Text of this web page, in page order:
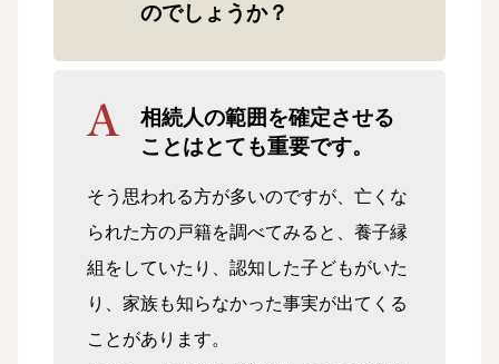
のでしょうか？
相続人の範囲を確定させる
ことはとても重要です。
そう思われる方が多いのですが、亡くな
られた方の戸籍を調べてみると、養子縁
組をしていたり、認知した子どもがいた
り、家族も知らなかった事実が出てくる
ことがあります。